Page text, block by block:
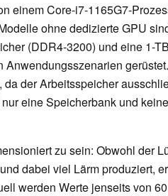
einem Core-i7-1165G7-
ohne dedizierte GPU
(DDR4-3200) und eine 1-
Anwendungsszenarien gerüstet.
der Arbeitsspeicher
eine Speicherbank und
zu sein: Obwohl der
dabei viel Lärm produziert,
werden Werte jenseits von